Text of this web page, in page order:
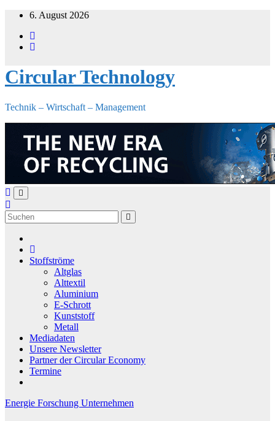
Zum
springen
6. August 2026
Circular Technology
Technik – Wirtschaft – Management
Stoffströme
Altglas
Alttextil
Aluminium
E-Schrott
Kunststoff
Metall
Mediadaten
Unsere Newsletter
Partner der Circular Economy
Termine
Energie Forschung Unternehmen